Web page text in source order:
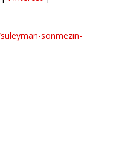
sonmezin-